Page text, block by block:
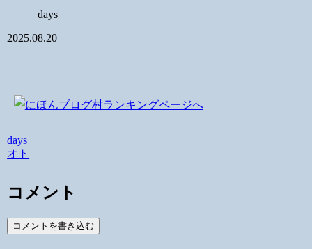
days
2025.08.20
days
オト
コメント
コメントを書き込む